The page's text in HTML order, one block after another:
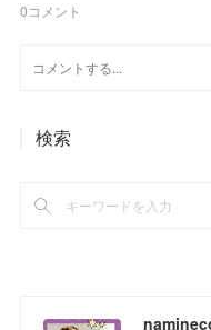
0コメント
検索